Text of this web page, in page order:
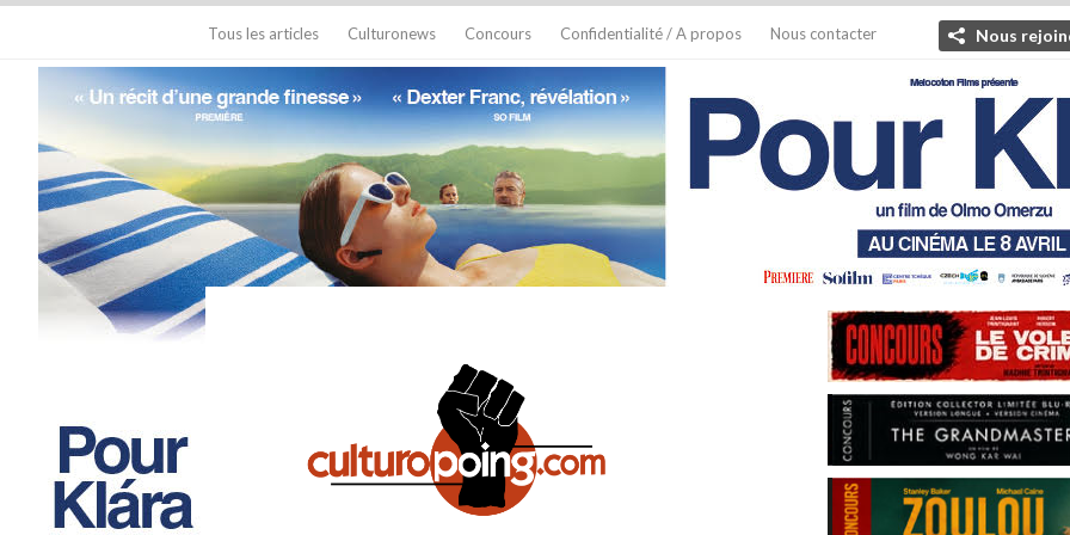
Tous les articles Culturonews Concours Confidentialité / A propos Nous contacter Nous